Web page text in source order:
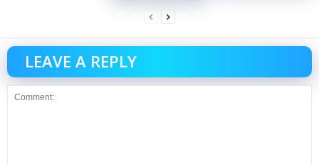
LEAVE A REPLY